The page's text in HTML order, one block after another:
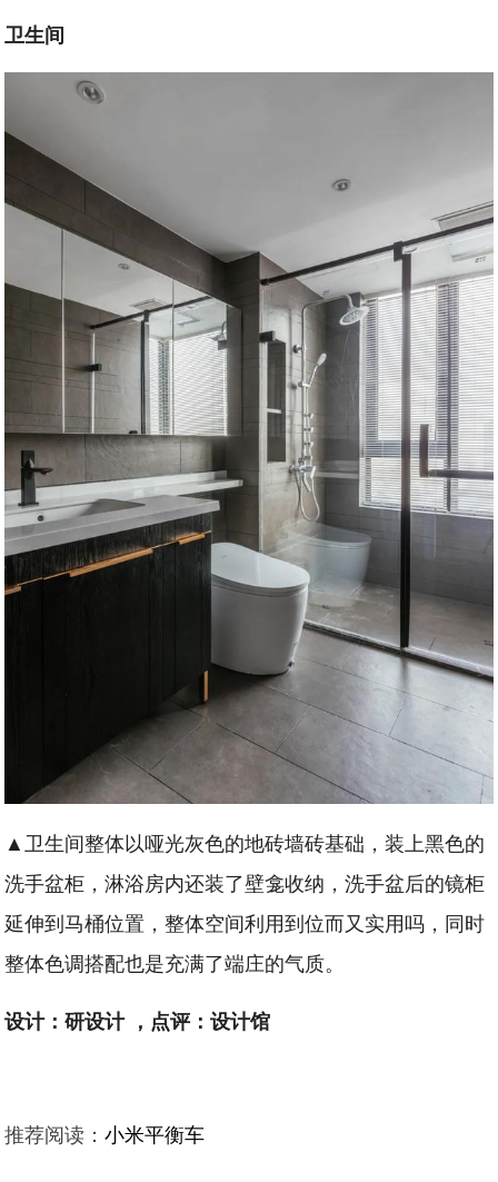
卫生间
▲卫生间整体以哑光灰色的地砖墙砖基础，装上黑色的
洗手盆柜，淋浴房内还装了壁龛收纳，洗手盆后的镜柜
延伸到马桶位置，整体空间利用到位而又实用吗，同时
整体色调搭配也是充满了端庄的气质。
设计：研设计 ，点评：设计馆
推荐阅读：小米平衡车